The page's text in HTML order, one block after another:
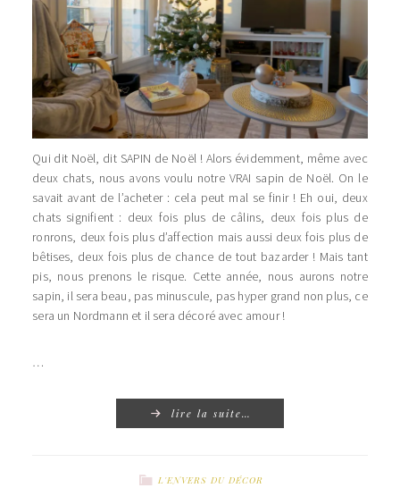
Qui dit Noël, dit SAPIN de Noël ! Alors évidemment, même avec
deux chats, nous avons voulu notre VRAI sapin de Noël. On le
savait avant de l’acheter : cela peut mal se finir ! Eh oui, deux
chats signifient : deux fois plus de câlins, deux fois plus de
ronrons, deux fois plus d’affection mais aussi deux fois plus de
bêtises, deux fois plus de chance de tout bazarder ! Mais tant
pis, nous prenons le risque. Cette année, nous aurons notre
sapin, il sera beau, pas minuscule, pas hyper grand non plus, ce
sera un Nordmann et il sera décoré avec amour !
…
lire la suite…
L'ENVERS DU DÉCOR